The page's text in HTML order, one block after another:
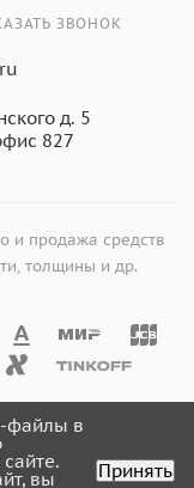
ЗВОНОК
д. 5
827
и продажа средств
толщины и др.
файлы в
вы Принять